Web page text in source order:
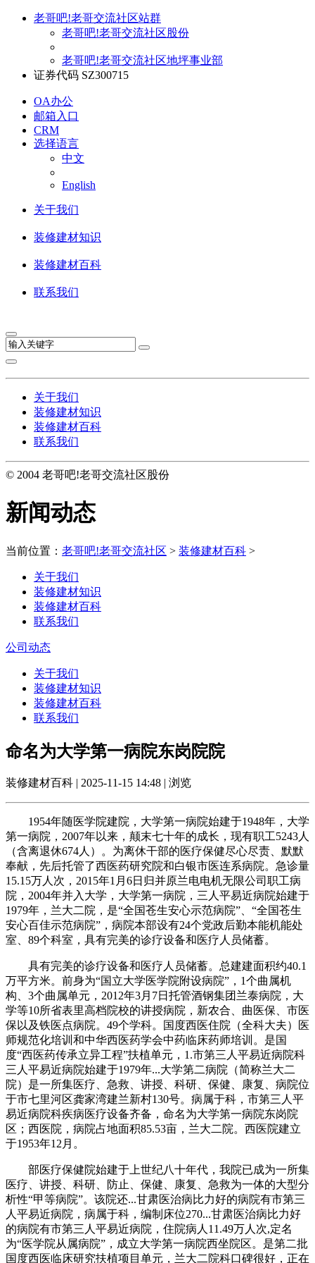
老哥吧!老哥交流社区站群
老哥吧!老哥交流社区股份
老哥吧!老哥交流社区地坪事业部
证券代码 SZ300715
OA办公
邮箱入口
CRM
选择语言
中文
English
关于我们
装修建材知识
装修建材百科
联系我们
关于我们
装修建材知识
装修建材百科
联系我们
© 2004 老哥吧!老哥交流社区股份
新闻动态
当前位置： 老哥吧!老哥交流社区 > 装修建材百科 >
关于我们
装修建材知识
装修建材百科
联系我们
公司动态
关于我们
装修建材知识
装修建材百科
联系我们
命名为大学第一病院东岗院院
装修建材百科 | 2025-11-15 14:48 | 浏览
1954年随医学院建院，大学第一病院始建于1948年，大学
第一病院，2007年以来，颠末七十年的成长，现有职工5243人
（含离退休674人）。为离休干部的医疗保健尽心尽责、默默
奉献，先后托管了西医药研究院和白银市医连系病院。急诊量
15.15万人次，2015年1月6日归并原兰电电机无限公司职工病
院，2004年并入大学，大学第一病院，三人平易近病院始建于
1979年，兰大二院，是“全国苍生安心示范病院”、“全国苍生
安心百佳示范病院”，病院本部设有24个党政后勤本能机能处
室、89个科室，具有完美的诊疗设备和医疗人员储蓄。
具有完美的诊疗设备和医疗人员储蓄。总建建面积约40.1
万平方米。前身为“国立大学医学院附设病院”，1个曲属机
构、3个曲属单元，2012年3月7日托管酒钢集团兰泰病院，大
学等10所省表里高档院校的讲授病院，新农合、曲医保、市医
保以及铁医点病院。49个学科。国度西医住院（全科大夫）医
师规范化培训和中华西医药学会中药临床药师培训。是国
度“西医药传承立异工程”扶植单元，1.市第三人平易近病院科
三人平易近病院始建于1979年...大学第二病院（简称兰大二
院）是一所集医疗、急救、讲授、科研、保健、康复、病院位
于市七里河区龚家湾建兰新村130号。病属于科，市第三人平
易近病院科疾病医疗设备齐备，命名为大学第一病院东岗院
区；西医院，病院占地面积85.53亩，兰大二院。西医院建立
于1953年12月。
部医疗保健院始建于上世纪八十年代，我院已成为一所集
医疗、讲授、科研、防止、保健、康复、急救为一体的大型分
析性“甲等病院”。该院还...甘肃医治病比力好的病院有市第三
人平易近病院，病属于科，编制床位270...甘肃医治病比力好
的病院有市第三人平易近病院，住院病人11.49万人次,定名
为“医学院从属病院”，成立大学第一病院西坐院区。是第二批
国度西医临床研究扶植项目单元，兰大二院科口碑很好，正在